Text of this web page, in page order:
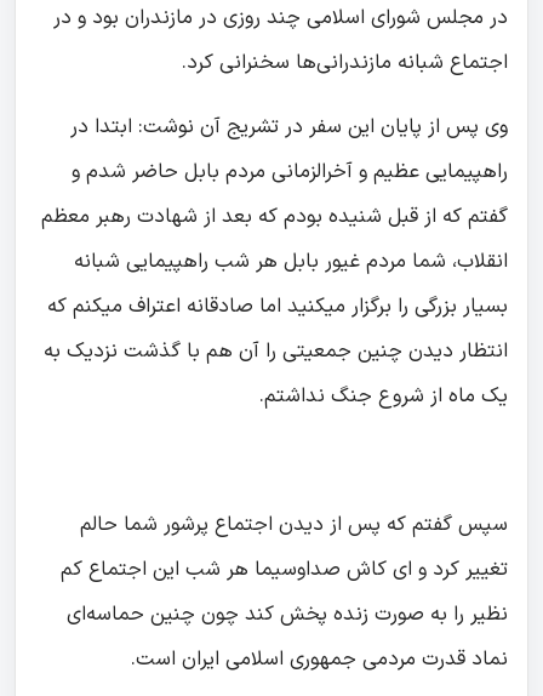
در مجلس شورای اسلامی چند روزی در مازندران بود و در
اجتماع شبانه مازندرانی‌ها سخنرانی کرد.
وی پس از پایان این سفر در تشریج آن نوشت: ابتدا در
راهپیمایی عظیم و آخرالزمانی مردم بابل حاضر شدم و
گفتم که از قبل شنیده بودم که بعد از شهادت رهبر معظم
انقلاب، شما مردم غیور بابل هر شب راهپیمایی شبانه
بسیار بزرگی را برگزار میکنید اما صادقانه اعتراف میکنم که
انتظار دیدن چنین جمعیتی را آن هم با گذشت نزدیک به
یک ماه از شروع جنگ نداشتم.
سپس گفتم که پس از دیدن اجتماع پرشور شما حالم
تغییر کرد و ای کاش صداوسیما هر شب این اجتماع کم
نظیر را به صورت زنده پخش کند چون چنین حماسه‌ای
نماد قدرت مردمی جمهوری اسلامی ایران است.